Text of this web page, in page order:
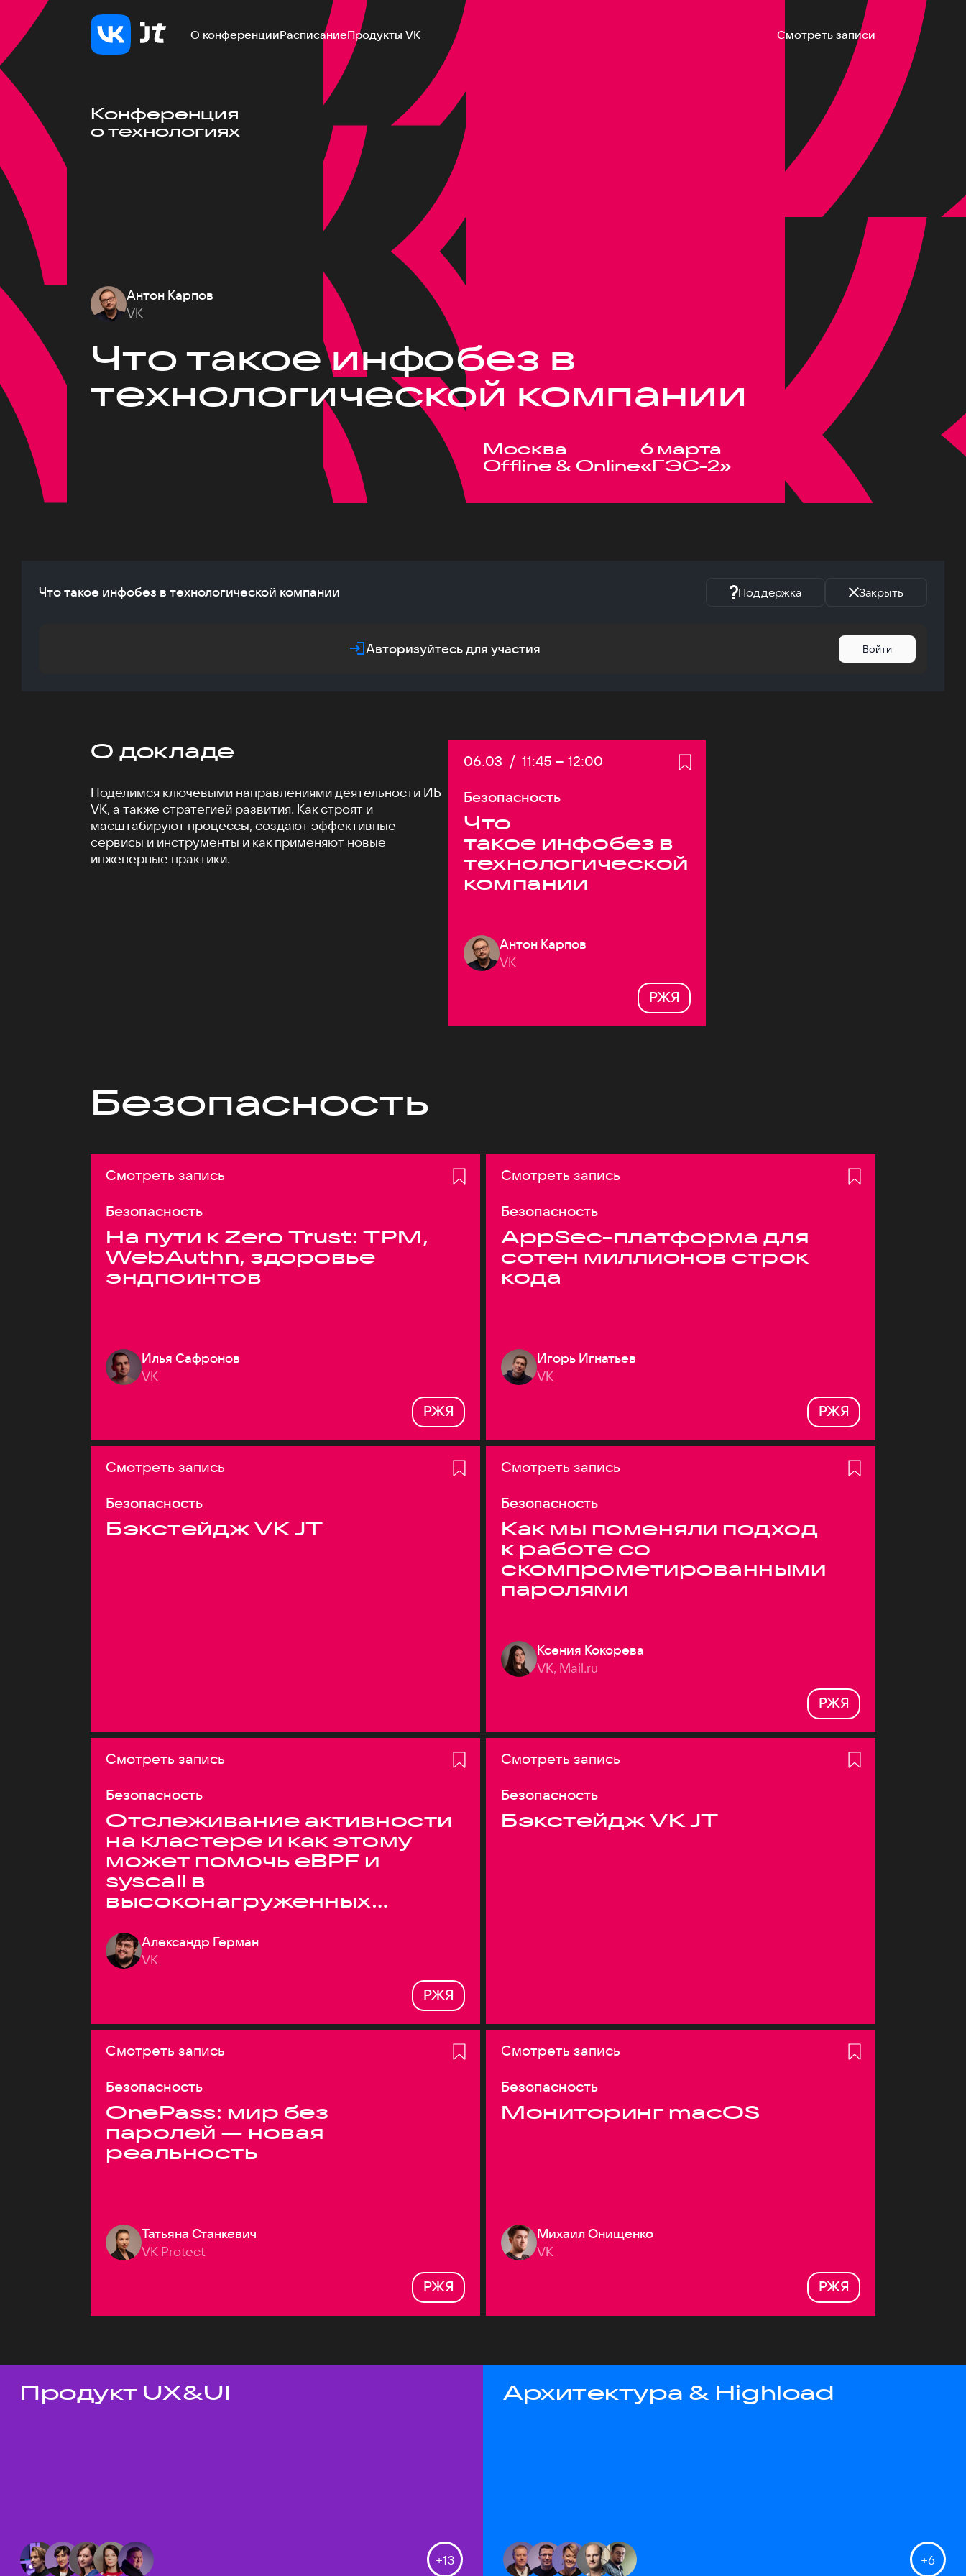
О конференцииРасписаниеПродукты VK Смотреть записи
Конференция
о технологиях
Антон Карпов
VK
Что такое инфобез в
технологической компании
Москва
Offline & Online
6 марта
«ГЭС-2»
Что такое инфобез в технологической компании Поддержка Закрыть
Авторизуйтесь для участия Войти
О докладе
Поделимся ключевыми направлениями деятельности ИБ
VK, а также стратегией развития. Как строят и
масштабируют процессы, создают эффективные
сервисы и инструменты и как применяют новые
инженерные практики.
Дата:
06.03 / Начало:
11:45 – Конец:
12:00
Безопасность
Что
такое инфобез в
технологической
компании
Антон Карпов
VK
РЖЯ
Безопасность
Смотреть запись
Безопасность
На пути к Zero Trust: TPM,
WebAuthn, здоровье
эндпоинтов
Илья Сафронов
VK
РЖЯ
Смотреть запись
Безопасность
AppSec-платформа для
сотен миллионов строк
кода
Игорь Игнатьев
VK
РЖЯ
Смотреть запись
Безопасность
Бэкстейдж VK JT
Смотреть запись
Безопасность
Как мы поменяли подход
к работе со
скомпрометированными
паролями
Ксения Кокорева
VK, Mail.ru
РЖЯ
Смотреть запись
Безопасность
Отслеживание активности
на кластере и как этому
может помочь eBPF и
syscall в
высоконагруженных
Александр Герман
VK
РЖЯ
Смотреть запись
Безопасность
Бэкстейдж VK JT
Смотреть запись
Безопасность
OnePass: мир без
паролей — новая
реальность
Татьяна Станкевич
VK Protect
РЖЯ
Смотреть запись
Безопасность
Мониторинг macOS
Михаил Онищенко
VK
РЖЯ
Темы докладов
Продукт UX&UI
+13
Архитектура & Highload
+6